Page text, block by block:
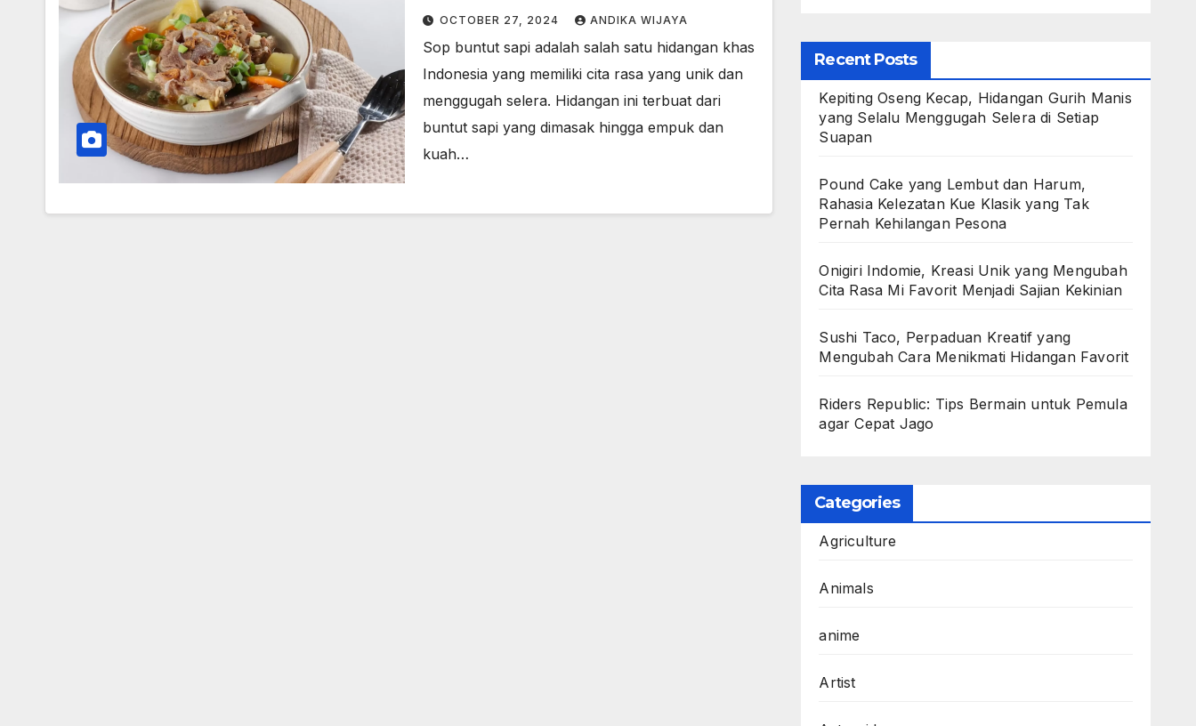
Menghangatkan
OCTOBER 27, 2024 ANDIKA WIJAYA
Sop buntut sapi adalah salah satu hidangan khas
Indonesia yang memiliki cita rasa yang unik dan
menggugah selera. Hidangan ini terbuat dari
buntut sapi yang dimasak hingga empuk dan
kuah…
Recent Posts
Kepiting Oseng Kecap, Hidangan Gurih Manis
yang Selalu Menggugah Selera di Setiap
Suapan
Pound Cake yang Lembut dan Harum,
Rahasia Kelezatan Kue Klasik yang Tak
Pernah Kehilangan Pesona
Onigiri Indomie, Kreasi Unik yang Mengubah
Cita Rasa Mi Favorit Menjadi Sajian Kekinian
Sushi Taco, Perpaduan Kreatif yang
Mengubah Cara Menikmati Hidangan Favorit
Riders Republic: Tips Bermain untuk Pemula
agar Cepat Jago
Categories
Agriculture
Animals
anime
Artist